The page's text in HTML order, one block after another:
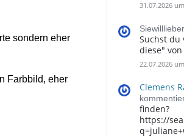
sondern eher
Farbbild, eher
31.07.2026
Suchst du
diese" von
22.07.2026
Clemens
finden?
https://